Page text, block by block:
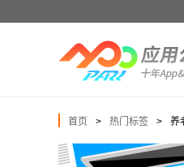
首页 > 热门标签 > 养